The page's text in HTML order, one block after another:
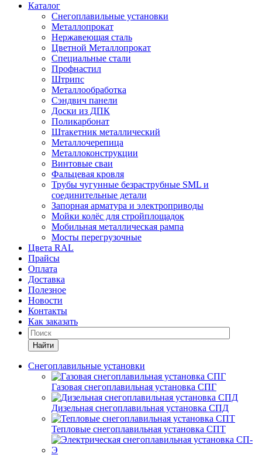
Каталог
Снегоплавильные установки
Металлопрокат
Нержавеющая сталь
Цветной Металлопрокат
Специальные стали
Профнастил
Штрипс
Металлообработка
Сэндвич панели
Доски из ДПК
Поликарбонат
Штакетник металлический
Металлочерепица
Металлоконструкции
Винтовые сваи
Фальцевая кровля
Трубы чугунные безраструбные SML и
соединительные детали
Запорная арматура и электроприводы
Мойки колёс для стройплощадок
Мобильная металлическая рампа
Мосты перегрузочные
Цвета RAL
Прайсы
Оплата
Доставка
Полезное
Новости
Контакты
Как заказать
Найти
Снегоплавильные установки
Газовая снегоплавильная установка СПГ
Дизельная снегоплавильная установка СПД
Тепловые снегоплавильная установка СПТ